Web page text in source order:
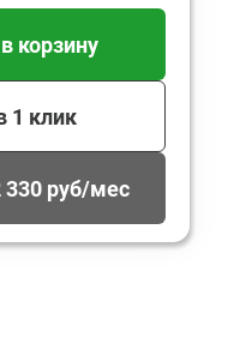
корзину
1 клик
330 руб/мес